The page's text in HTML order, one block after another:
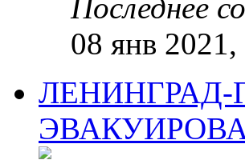
Последнее
08 янв